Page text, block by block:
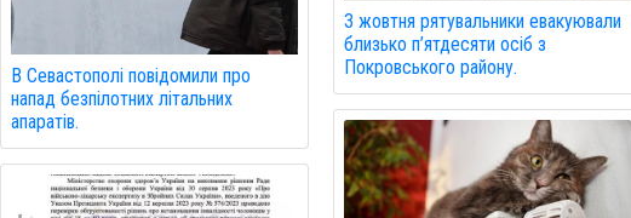
В Севастополі повідомили про
напад безпілотних літальних
апаратів.
З жовтня рятувальники евакуювали
близько п’ятдесяти осіб з
Покровського району.